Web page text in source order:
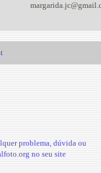
problema, dúvida ou
no seu site